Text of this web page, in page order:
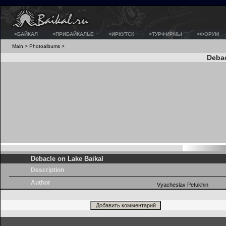
>БАЙКАЛ >ПРИБАЙКАЛЬЕ >ИРКУТСК >ТУРФИРМЫ >ФОРУМ
Main > Photoalbums >
Debacle on Lake Baikal
Description
Author
Vyacheslav Petukhin